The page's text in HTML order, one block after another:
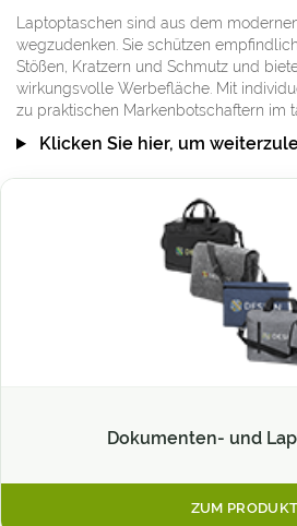
Laptoptaschen sind aus dem
wegzudenken. Sie schützen
Stößen, Kratzern und Schmutz und
wirkungsvolle Werbefläche. Mit
zu praktischen Markenbotschaftern im
Klicken Sie hier, um
Dokumenten- und
ZUM PRODUKT